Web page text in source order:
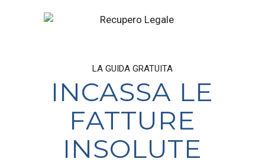
LA GUIDA GRATUITA
INCASSA LE
FATTURE
INSOLUTE